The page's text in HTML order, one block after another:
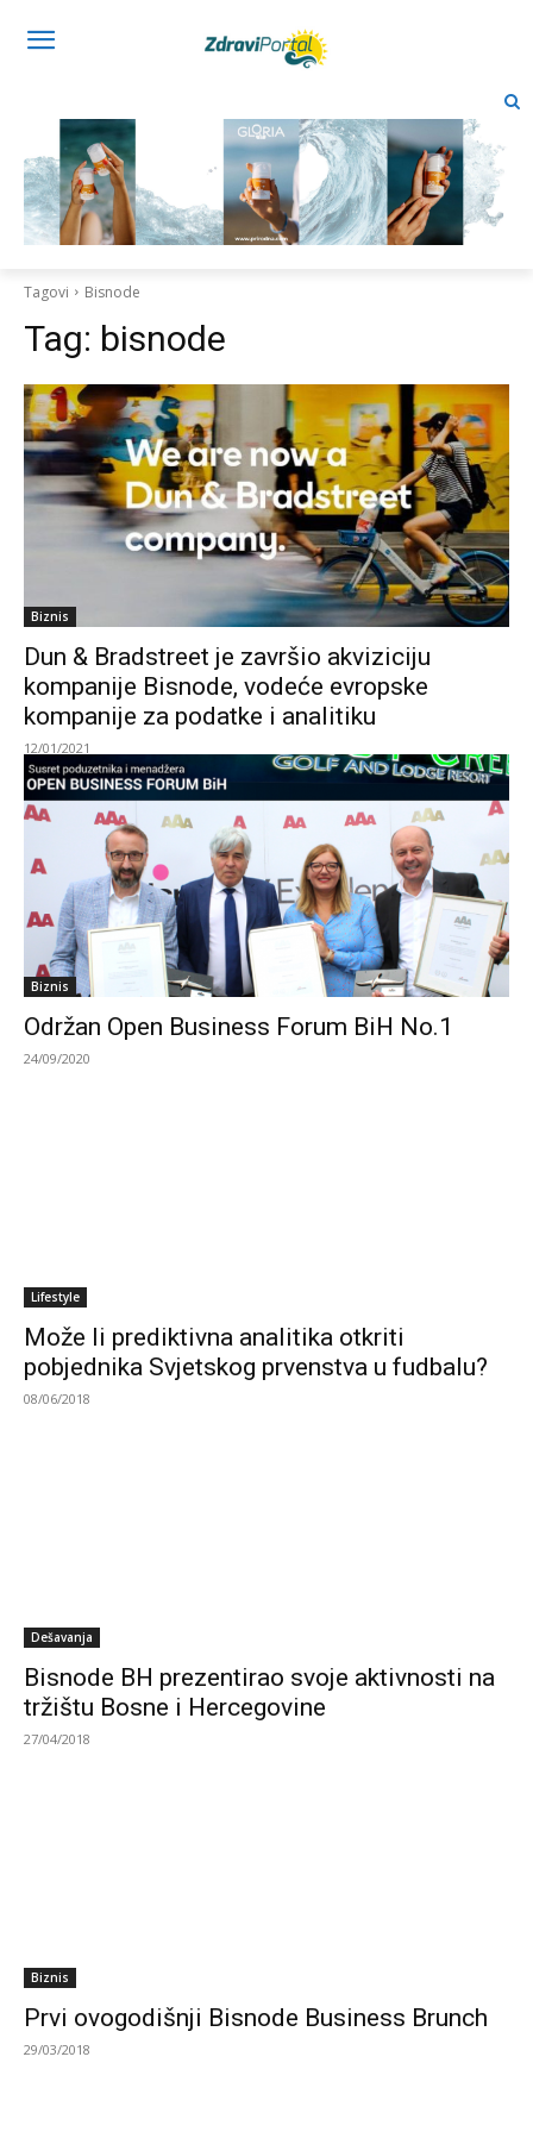
Tagovi Bisnode
Tag: bisnode
Biznis
Dun & Bradstreet je završio akviziciju
kompanije Bisnode, vodeće evropske
kompanije za podatke i analitiku
12/01/2021
Biznis
Održan Open Business Forum BiH No.1
24/09/2020
Lifestyle
Može li prediktivna analitika otkriti
pobjednika Svjetskog prvenstva u fudbalu?
08/06/2018
Dešavanja
Bisnode BH prezentirao svoje aktivnosti na
tržištu Bosne i Hercegovine
27/04/2018
Biznis
Prvi ovogodišnji Bisnode Business Brunch
29/03/2018